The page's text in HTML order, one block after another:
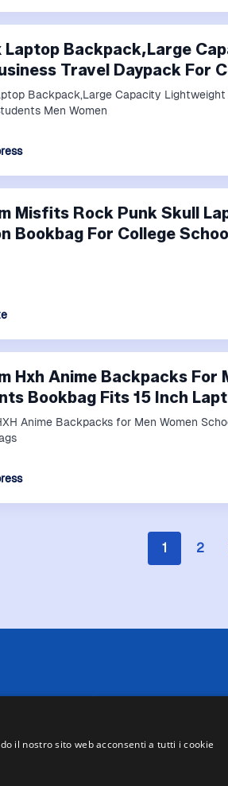
Laptop Backpack,Large
Travel Daypack For
Backpack,Large Capacity
Men Women
Misfits Rock Punk Skull
Bookbag For College
Hxh Anime Backpacks For
Bookbag Fits 15 Inch
Anime Backpacks for Men Women
1 2
Price Ninja non è sempre in grado di
veicoli nuovi (prezzi IVA inclusa,
Partner di eBay. Potremmo
il nostro sito web acconsenti a tutti i cookie